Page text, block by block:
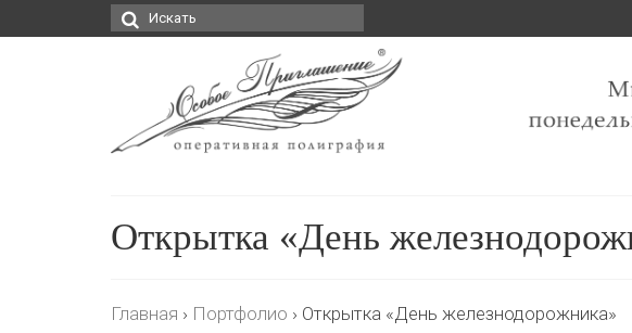
Искать:
Открытка «День
Главная › Портфолио › Открытка «День железнодорожника»